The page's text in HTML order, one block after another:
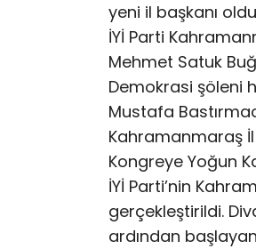
yeni il başkanı
İYİ Parti
Mehmet Satuk
Demokrasi şöleni
Mustafa
Kahramanmaraş İl
Kongreye Yoğun
İYİ Parti’nin
gerçekleştirildi.
ardından